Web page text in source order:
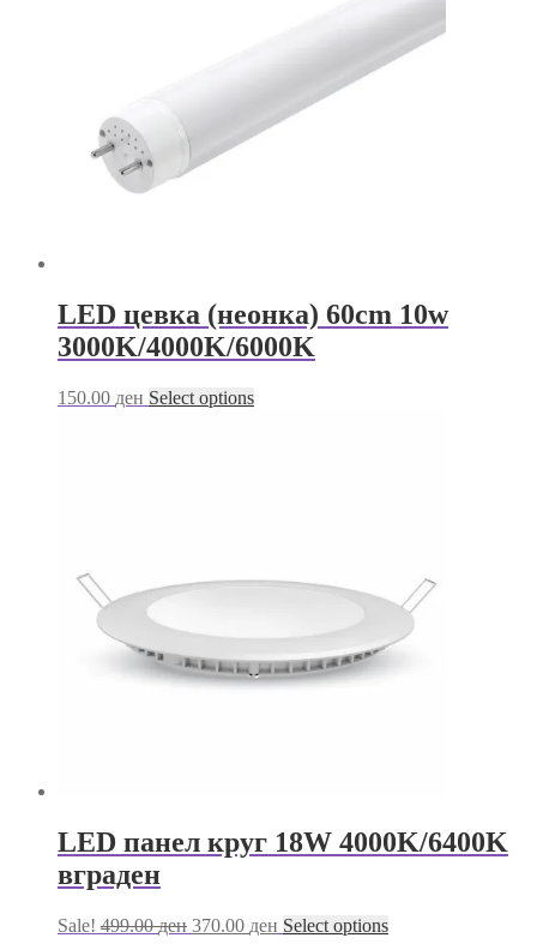
LED цевка (неонка) 60cm 10w
3000K/4000K/6000K
150.00 ден Select optionsThis
chosen
product
page
LED панел круг 18W 4000K/6400K
вграден
Sale! 499.00ден Original
370.00 ден Current
Select optionsThis